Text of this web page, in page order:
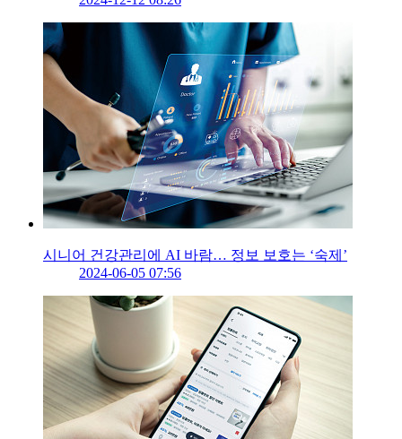
시니어 건강관리에 AI 바람… 정보 보호는 ‘숙제’
2024-06-05 07:56